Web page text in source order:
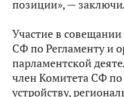
позиции», —
Участие в
СФ по Регламенту и
парламентской
член Комитета СФ
устройству,